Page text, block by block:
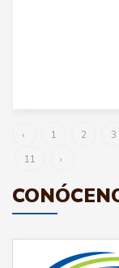
‹ 1 2 3
11
›